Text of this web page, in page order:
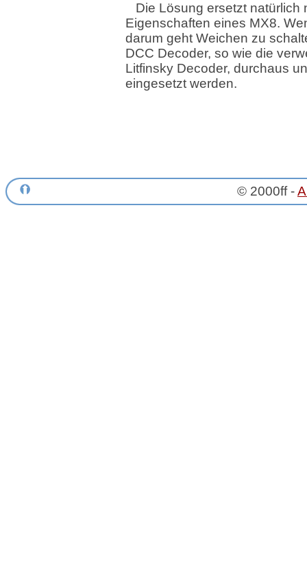
Die Lösung ersetzt natürlich
Eigenschaften eines MX8.
darum geht Weichen zu
DCC Decoder, so wie die
Litfinsky Decoder, durchaus
eingesetzt werden.
© 2000ff -